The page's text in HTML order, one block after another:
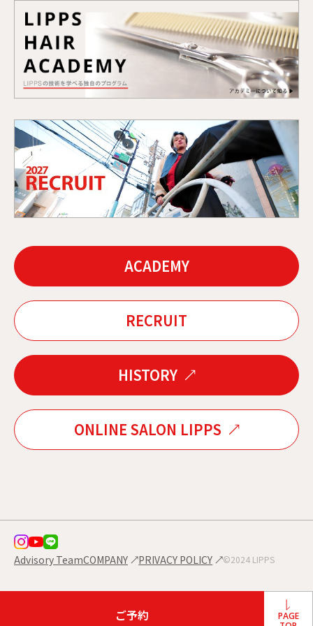
ACADEMY
RECRUIT
HISTORY
ONLINE SALON LIPPS
Advisory TeamCOMPANY PRIVACY POLICY ©2024 LIPPS
ご予約
PAGE